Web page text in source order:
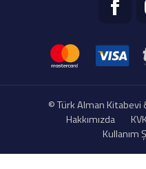
© Türk Alman Kitabevi
Hakkımızda
Kullanım